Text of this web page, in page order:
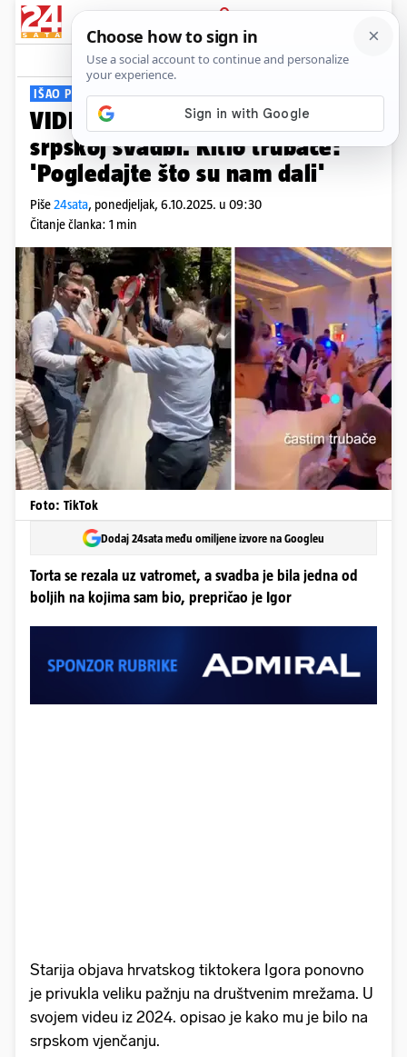
PRIJAVA
Viral Komentari
IŠAO PO MLADENKU
VIDEO Hrvat prvi put bio na
srpskoj svadbi. Kitio trubače:
'Pogledajte što su nam dali'
Piše24sata, ponedjeljak, 6.10.2025. u 09:30
Čitanje članka: 1 min
Foto: TikTok
Dodaj 24sata među omiljene izvore na Googleu
Torta se rezala uz vatromet, a svadba je bila jedna od
boljih na kojima sam bio, prepričao je Igor
Starija objava hrvatskog tiktokera Igora ponovno
je privukla veliku pažnju na društvenim mrežama. U
svojem videu iz 2024. opisao je kako mu je bilo na
srpskom vjenčanju.